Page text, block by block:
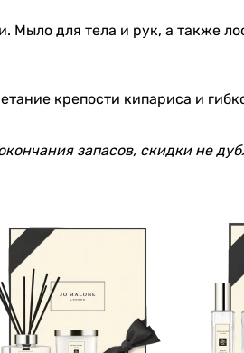
для тела и рук, а также
крепости кипариса и
запасов, скидки не